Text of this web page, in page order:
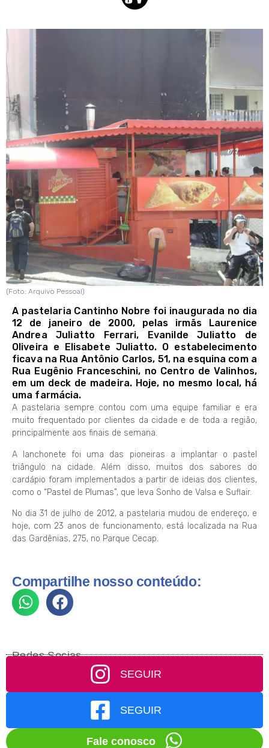
(Foto: Arquivo Pessoal)
A pastelaria Cantinho Nobre foi inaugurada no dia
12 de janeiro de 2000, pelas irmãs Laurenice
Andrea Juliatto Ferrari, Evanilde Juliatto de
Oliveira e Elisabete Juliatto. O estabelecimento
ficava na Rua Antônio Carlos, 51, na esquina com a
Rua Eugênio Franceschini, no Centro de Valinhos,
em um deck de madeira. Hoje, no mesmo local, há
uma farmácia.
A pastelaria sempre contou com uma equipe familiar e era
muito frequentado por clientes da cidade e de toda a região,
principalmente aos finais de semana.
A lanchonete foi uma das pioneiras a implantar o pastel
triângulo na cidade. Além disso, muitos dos sabores do
cardápio foram implementados a partir de ideias dos clientes,
como o “Pastel de Plumas”, que leva Sonho de Valsa e Suflair.
No dia 31 de julho de 2012, a pastelaria mudou de endereço, e
hoje, com 23 anos de funcionamento, está localizada na Rua
das Gardênias, 275, no Parque Cecap.
Compartilhe nosso conteúdo:
Redes Socias
SEGUIR
SEGUIR
Fale conosco